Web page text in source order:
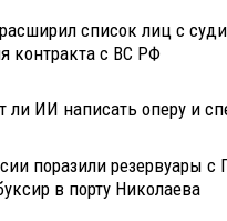
список лиц с
контракта с ВС РФ
ли ИИ написать оперу и
поразили резервуары с
в порту Николаева